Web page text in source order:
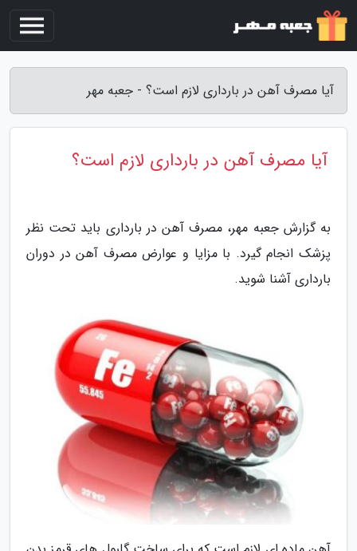
آیا مصرف آهن در بارداری لازم است؟ - جعبه مهر
آیا مصرف آهن در بارداری لازم است؟
به گزارش جعبه مهر، مصرف آهن در بارداری باید تحت نظر
پزشک انجام گیرد. با مزایا و عوارض مصرف آهن در دوران
بارداری آشنا شوید.